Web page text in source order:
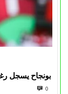
بونجاح يسجل
0